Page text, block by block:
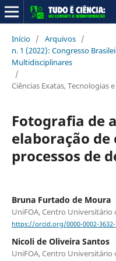
Início / Arquivos /
n. 1 (2022): Congresso
Multidisciplinares
/
Ciências Exatas, Tecnologias
Fotografia de
elaboração de
processos de
Bruna Furtado de Moura
UniFOA, Centro Universitário
https://orcid.org/0000-0002-3632-
Nicoli de Oliveira Santos
UniFOA, Centro Universitário